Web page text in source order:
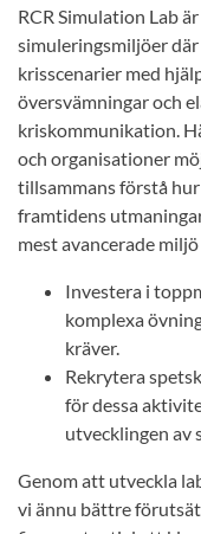
RCR Simulation Lab
simuleringsmiljöer
krisscenarier med
översvämningar och
kriskommunikation.
och organisationer
tillsammans förstå
framtidens
mest avancerade
Investera i
komplexa
kräver.
Rekrytera
för dessa
utvecklingen av
Genom att utveckla
vi ännu bättre